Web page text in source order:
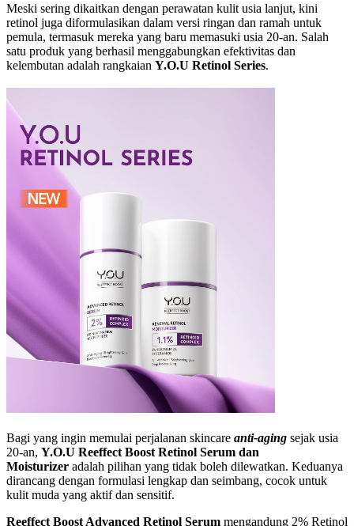
Meski sering dikaitkan dengan perawatan kulit usia lanjut, kini
retinol juga diformulasikan dalam versi ringan dan ramah untuk
pemula, termasuk mereka yang baru memasuki usia 20-an. Salah
satu produk yang berhasil menggabungkan efektivitas dan
kelembutan adalah rangkaian Y.O.U Retinol Series.
Bagi yang ingin memulai perjalanan skincare anti-aging sejak usia
20-an, Y.O.U Reeffect Boost Retinol Serum dan
Moisturizer adalah pilihan yang tidak boleh dilewatkan. Keduanya
dirancang dengan formulasi lengkap dan seimbang, cocok untuk
kulit muda yang aktif dan sensitif.
Reeffect Boost Advanced Retinol Serum mengandung 2% Retinol